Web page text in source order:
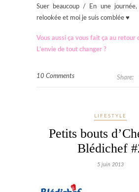
Suer beaucoup / En une
relookée et moi je suis comblée ♥
Vous aussi ça vous fait ça au retour
L’envie de tout changer ?
10 Comments Share:
LIFESTYLE
Petits bouts
Blédichef
5 juin 2013